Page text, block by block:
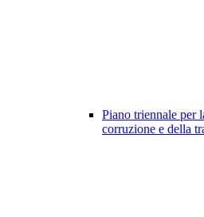
Piano triennale per
corruzione e della